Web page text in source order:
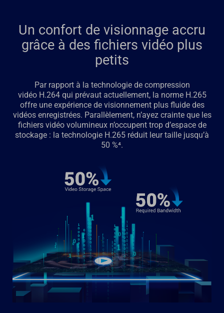
Un confort de visionnage accru
grâce à des fichiers vidéo plus
petits
Par rapport à la technologie de compression
vidéo H.264 qui prévaut actuellement, la norme H.265
offre une expérience de visionnement plus fluide des
vidéos enregistrées. Parallèlement, n’ayez crainte que les
fichiers vidéo volumineux n’occupent trop d’espace de
stockage : la technologie H.265 réduit leur taille jusqu’à
50 %⁴.